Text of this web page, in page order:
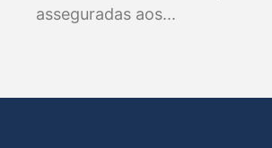
asseguradas aos...